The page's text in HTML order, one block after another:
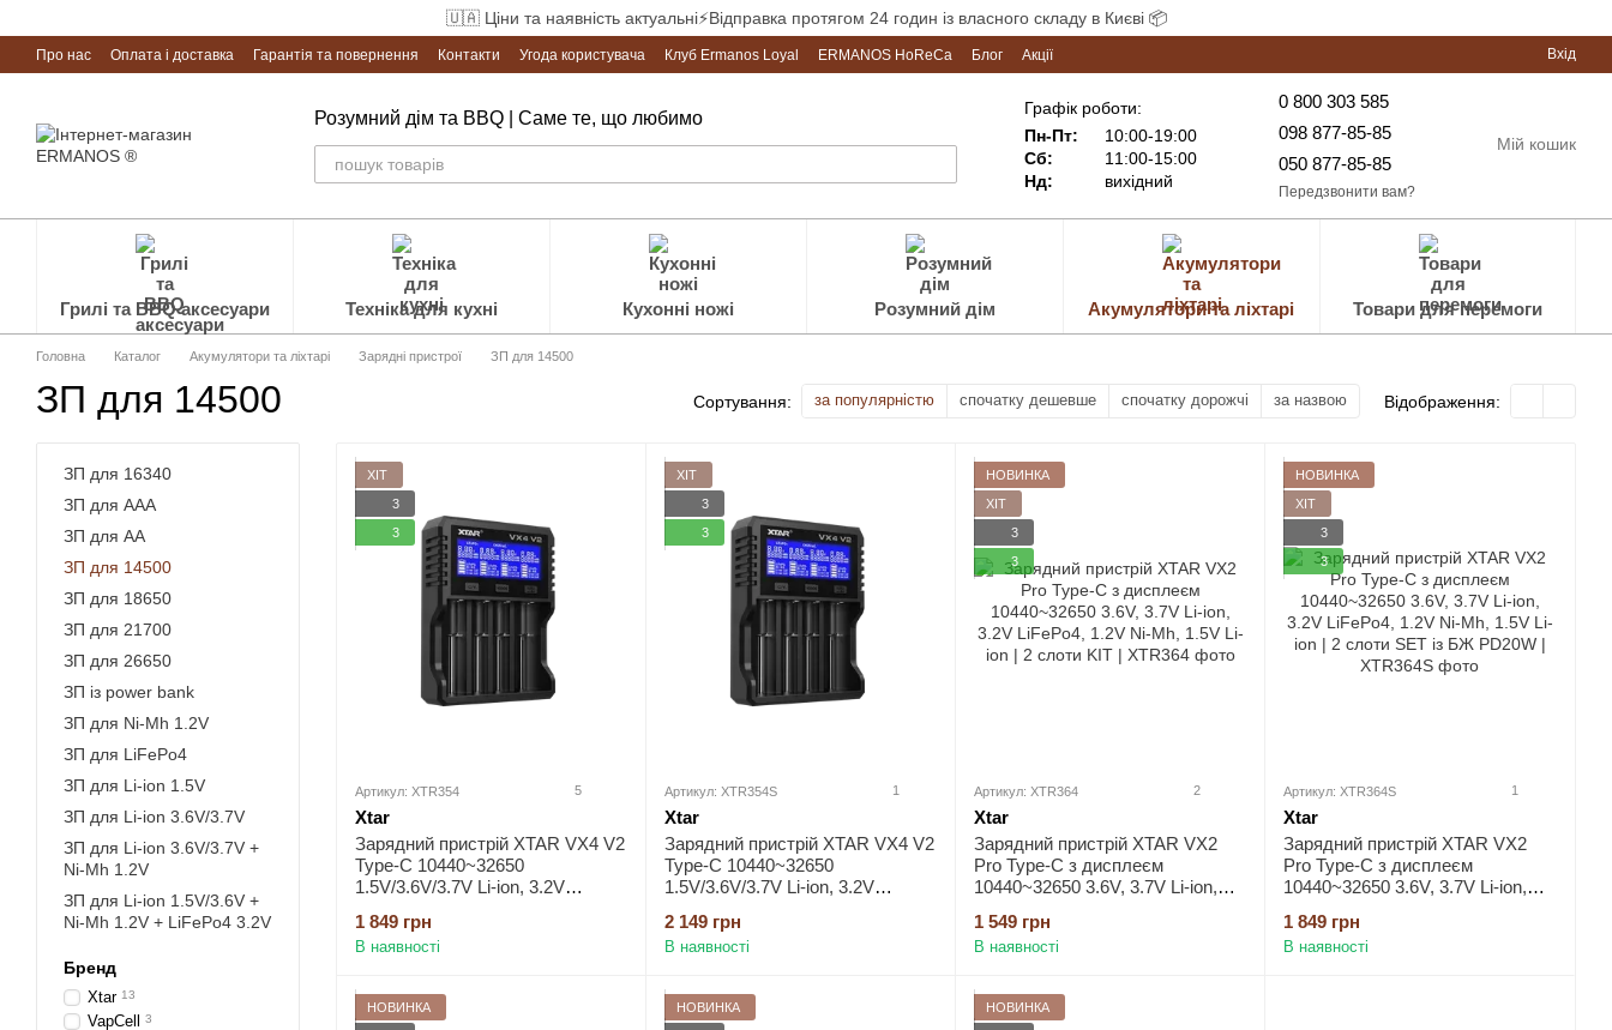
🇺🇦 Ціни та наявність актуальні⚡Відправка протягом 24 годин із власного складу в Києві 📦
Про нас Оплата і доставка Гарантія та повернення Контакти Угода користувача Клуб Ermanos Loyal ERMANOS HoReCa Блог Акції Вхід
Розумний дім та BBQ | Саме те, що любимо
Графік роботи:
Пн-Пт:
10:00-19:00
Сб:
11:00-15:00
Нд:
вихідний
0 800 303 585
098 877-85-85
050 877-85-85
Передзвонити вам?
Мій кошик
Грилі та BBQ аксесуари Техніка для кухні Кухонні ножі Розумний дім Акумулятори та ліхтарі Товари для перемоги
Головна Каталог Акумулятори та ліхтарі Зарядні пристрої ЗП для 14500
ЗП для 14500 Сортування: за популярністю спочатку дешевше спочатку дорожчі за назвою Відображення:
ХІТ
3
3
Артикул: XTR354 5
Xtar
Зарядний пристрій XTAR VX4 V2
Type-C 10440~32650
1.5V/3.6V/3.7V Li-ion, 3.2V
LiFePo4 із дисплеєм QC3.0 |
заряд - 3Ax1, 2Ax2, 1Ax4,
1 849 грн
В наявності
ХІТ
3
3
Артикул: XTR354S 1
Xtar
Зарядний пристрій XTAR VX4 V2
Type-C 10440~32650
1.5V/3.6V/3.7V Li-ion, 3.2V
LiFePo4 із дисплеєм QC3.0 |
заряд - 3Ax1, 2Ax2, 1Ax4,
БЖ PD20W
2 149 грн
В наявності
НОВИНКА
ХІТ
3
3
Артикул: XTR364 2
Xtar
Зарядний пристрій XTAR VX2
Pro Type-C з дисплеєм
10440~32650 3.6V, 3.7V Li-ion,
Li-ion | 2 слоти KIT
1 549 грн
В наявності
НОВИНКА
ХІТ
3
3
Артикул: XTR364S 1
Xtar
Зарядний пристрій XTAR VX2
Pro Type-C з дисплеєм
10440~32650 3.6V, 3.7V Li-ion,
Li-ion | 2 слоти SET із БЖ
PD20W
1 849 грн
В наявності
НОВИНКА
НОВИНКА
НОВИНКА
ЗП для 16340
ЗП для ААА
ЗП для АА
ЗП для 14500
ЗП для 18650
ЗП для 21700
ЗП для 26650
ЗП із power bank
ЗП для Ni-Mh 1.2V
ЗП для LiFePo4
ЗП для Li-ion 1.5V
ЗП для Li-ion 3.6V/3.7V
ЗП для Li-ion 3.6V/3.7V +
Ni-Mh 1.2V
ЗП для Li-ion 1.5V/3.6V +
Ni-Mh 1.2V + LiFePo4 3.2V
Бренд
Xtar 13
VapCell 3